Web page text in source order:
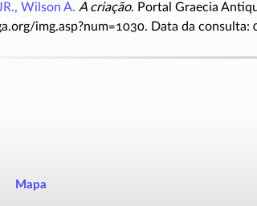
Wilson A. A criação. Portal Graecia
img.asp?num=1030. Data da
Mapa